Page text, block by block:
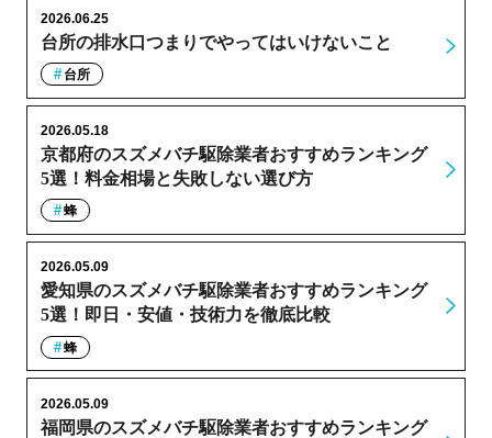
台所の排水口つまりでやってはいけないこと
2026.06.25
台所
京都府のスズメバチ駆除業者おすすめランキング
5選！料金相場と失敗しない選び方
2026.05.18
蜂
愛知県のスズメバチ駆除業者おすすめランキング
5選！即日・安値・技術力を徹底比較
2026.05.09
蜂
福岡県のスズメバチ駆除業者おすすめランキング
2026.05.09